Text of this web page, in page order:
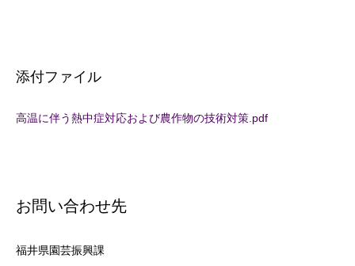
添付ファイル
高温に伴う熱中症対応および農作物の技術対策.pdf
お問い合わせ先
福井県園芸振興課